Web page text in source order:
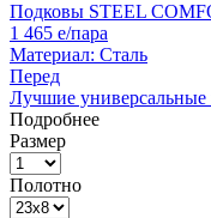
Подковы STEEL
1 465 e/пара
Материал: Сталь
Перед
Лучшие
Подробнее
Размер
Полотно